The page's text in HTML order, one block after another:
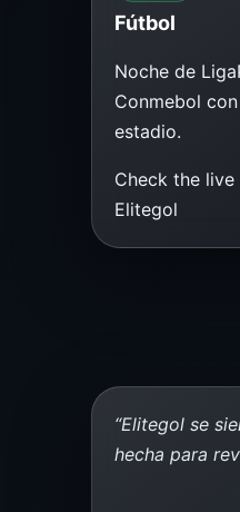
Fútbol
Noche de
Conmebol
estadio.
Check the live
Elitegol
“Elitegol se
hecha para